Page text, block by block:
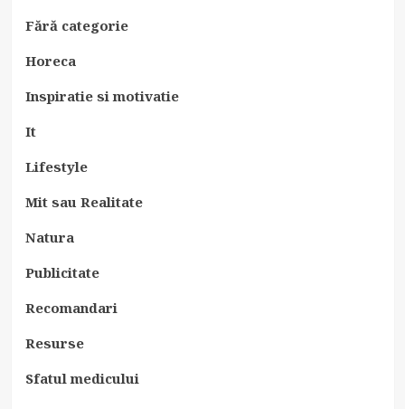
Fără categorie
Horeca
Inspiratie si motivatie
It
Lifestyle
Mit sau Realitate
Natura
Publicitate
Recomandari
Resurse
Sfatul medicului